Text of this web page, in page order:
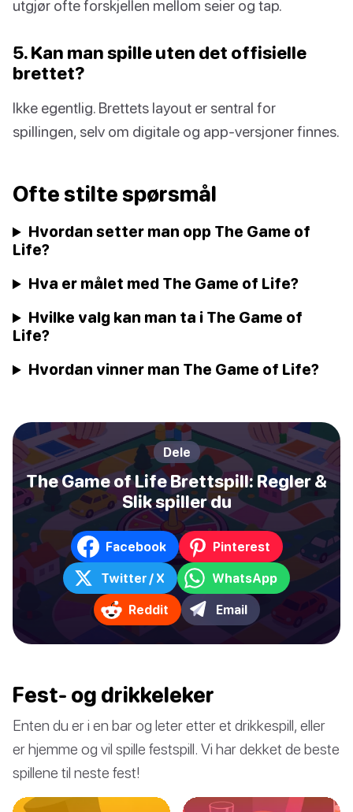
utgjør ofte forskjellen mellom seier og tap.
5. Kan man spille uten det offisielle
brettet?
Ikke egentlig. Brettets layout er sentral for
spillingen, selv om digitale og app-versjoner finnes.
Ofte stilte spørsmål
Hvordan setter man opp The Game of
Life?
Hva er målet med The Game of Life?
Hvilke valg kan man ta i The Game of
Life?
Hvordan vinner man The Game of Life?
Dele
The Game of Life Brettspill: Regler &
Slik spiller du
Facebook Pinterest
Twitter / X WhatsApp
Reddit Email
Fest- og drikkeleker
Enten du er i en bar og leter etter et drikkespill, eller
er hjemme og vil spille festspill. Vi har dekket de beste
spillene til neste fest!